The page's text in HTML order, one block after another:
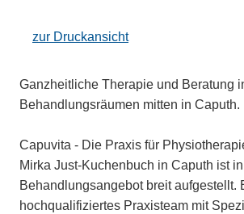
zur Druckansicht
Ganzheitliche Therapie und Beratung
Behandlungsräumen mitten in Caputh.
Capuvita - Die Praxis für
Mirka Just-Kuchenbuch in Caputh ist
Behandlungsangebot breit aufgestellt.
hochqualifiziertes Praxisteam mit